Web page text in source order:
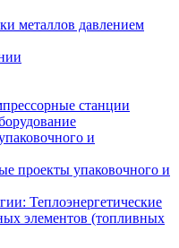
металлов давлением
станции
и
проекты упаковочного и
Теплоэнергетические
элементов (топливных